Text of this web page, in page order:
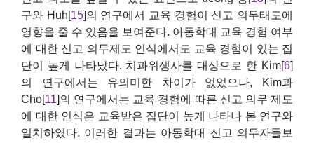
구와 Huh[15]의 연구에서 교육 경험이 신고 의무태도에
영향을 줄 수 있음을 보여준다. 아동학대 교육 경험 여부
에 대한 신고 의무제도 인식에서도 교육 경험이 있는 집
단이 높게 나타났다. 치과위생사를 대상으로 한 Kim[6]
의 연구에서는 유의미한 차이가 없었으나, Kim과
Cho[11]의 연구에서는 교육 경험에 따른 신고 의무 제도
에 대한 인식은 교육받은 집단이 높게 나타나 본 연구와
일치하였다. 이러한 결과는 아동학대 신고 의무자들보